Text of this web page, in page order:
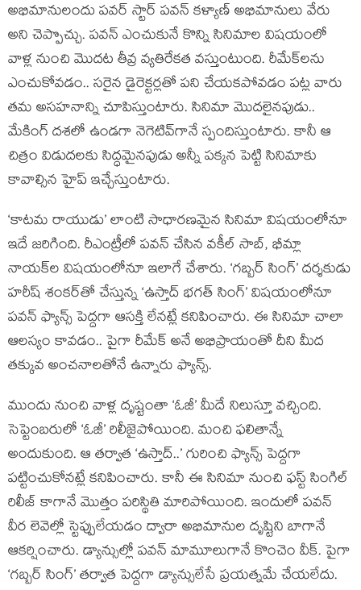
అభిమానులందు పవర్ స్టార్ పవన్ కళ్యాణ్ అభిమానులు వేరు
అని చెప్పొచ్చు. పవన్ ఎంచుకునే కొన్ని సినిమాల విషయంలో
వాళ్ల నుంచి మొదట తీవ్ర వ్యతిరేకత వస్తుంటుంది. రీమేక్‌లను
ఎంచుకోవడం.. సరైన డైరెక్టర్లతో పని చేయకపోవడం పట్ల వారు
తమ అసహనాన్ని చూపిస్తుంటారు. సినిమా మొదలైనపుడు..
మేకింగ్ దశలో ఉండగా నెగెటివ్‌గానే స్పందిస్తుంటారు. కానీ ఆ
చిత్రం విడుదలకు సిద్ధమైనపుడు అన్నీ పక్కన పెట్టి సినిమాకు
కావాల్సిన హైప్ ఇచ్చేస్తుంటారు.
‘కాటమ రాయుడు’ లాంటి సాధారణమైన సినిమా విషయంలోనూ
ఇదే జరిగింది. రీఎంట్రీలో పవన్ చేసిన వకీల్ సాబ్, భీమ్లా
నాయక్‌ల విషయంలోనూ ఇలాగే చేశారు. ‘గబ్బర్ సింగ్’ దర్శకుడు
హరీష్ శంకర్‌తో చేస్తున్న ‘ఉస్తాద్ భగత్ సింగ్’ విషయంలోనూ
పవన్ ఫ్యాన్స్ పెద్దగా ఆసక్తి లేనట్లే కనిపించారు. ఈ సినిమా చాలా
ఆలస్యం కావడం.. పైగా రీమేక్ అనే అభిప్రాయంతో దీని మీద
తక్కువ అంచనాలతోనే ఉన్నారు ఫ్యాన్స్.
ముందు నుంచి వాళ్ల దృష్టంతా ‘ఓజీ’ మీదే నిలుస్తూ వచ్చింది.
సెప్టెంబరులో ‘ఓజీ’ రిలీజైపోయింది. మంచి ఫలితాన్నే
అందుకుంది. ఆ తర్వాత ‘ఉస్తాద్..’ గురించి ఫ్యాన్స్ పెద్దగా
పట్టించుకోనట్లే కనిపించారు. కానీ ఈ సినిమా నుంచి ఫస్ట్ సింగిల్
రిలీజ్ కాగానే మొత్తం పరిస్థితి మారిపోయింది. ఇందులో పవన్
వీర లెవెల్లో స్టెప్పులేయడం ద్వారా అభిమానుల దృష్టిని బాగానే
ఆకర్షించారు. డ్యాన్సుల్లో పవన్ మామూలుగానే కొంచెం వీక్. పైగా
‘గబ్బర్ సింగ్’ తర్వాత పెద్దగా డ్యాన్సులేసే ప్రయత్నమే చేయలేదు.